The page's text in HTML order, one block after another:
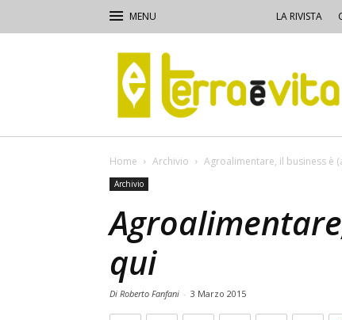
LA RIVISTA
Terra
e
Vita
Home Archivio Agroalimentare, il business è
Archivio
qui
Di Roberto Fanfani - 3 Marzo 2015